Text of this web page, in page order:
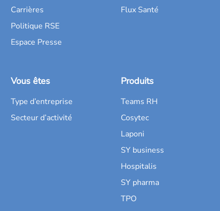
Carrières
Politique RSE
Espace Presse
Flux Santé
Vous êtes
Type d’entreprise
Secteur d’activité
Produits
Teams RH
Cosytec
Laponi
SY business
Hospitalis
SY pharma
TPO